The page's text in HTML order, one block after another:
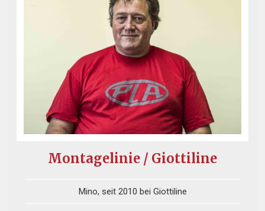
Montagelinie / Giottiline
Mino, seit 2010 bei Giottiline